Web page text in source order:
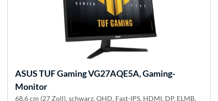
ASUSTUF Gaming VG27AQE5A, Gaming-
Monitor
68.6 cm (27 Zoll), schwarz, QHD, Fast-IPS, HDMI, DP, ELMB,